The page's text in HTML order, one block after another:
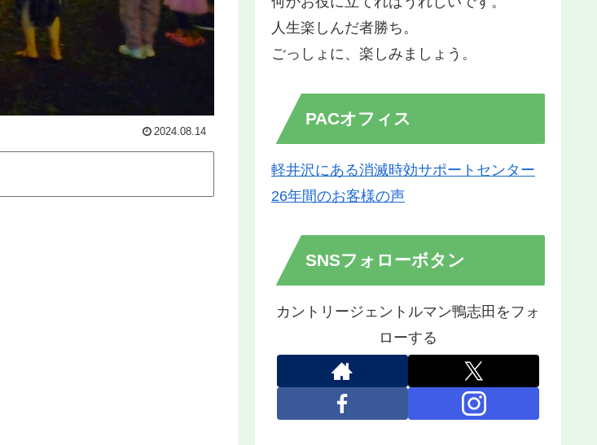
2024.08.14
人生楽しんだ者勝ち。
ごっしょに、楽しみましょう。
PACオフィス
軽井沢にある消滅時効サポートセンター
26年間のお客様の声
SNSフォローボタン
カントリージェントルマン鴨志田をフォ
ローする